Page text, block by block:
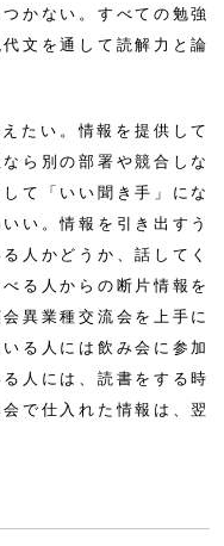
かない。すべての勉強
文を通して読解力と論
たい。情報を提供して
ら別の部署や競合しな
て「いい聞き手」にな
い。情報を引き出すう
人かどうか、話してく
る人からの断片情報を
異業種交流会を上手に
る人には飲み会に参加
人には、読書をする時
で仕入れた情報は、翌